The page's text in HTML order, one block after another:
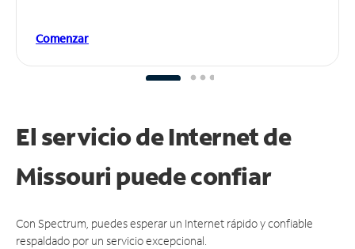
Comenzar
El servicio de Internet de
Missouri puedeconfiar
Con Spectrum, puedes esperar un Internet rápido y confiable
respaldado por un servicio excepcional.